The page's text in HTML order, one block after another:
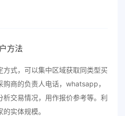
方法
式，可以集中区域获取同类型买
商的负责人电话，whatsapp，
析交易情况，用作报价参考等。利
实体规模。